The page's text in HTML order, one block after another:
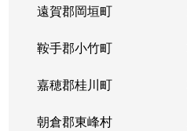
遠賀郡岡垣町
鞍手郡小竹町
嘉穂郡桂川町
朝倉郡東峰村